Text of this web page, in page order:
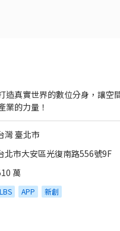
造真實世界的數位分身，讓空
業的力量！
灣 臺北市
北市大安區光復南路556號9F
萬
LBS APP 新創